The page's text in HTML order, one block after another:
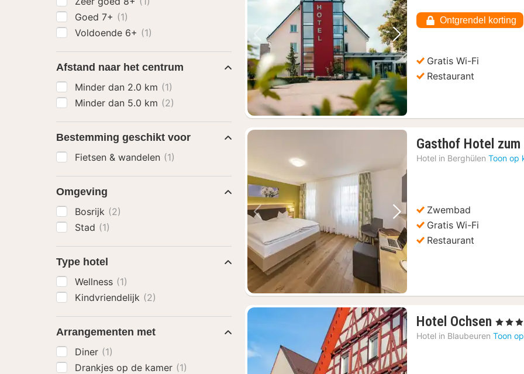
Vorige foto Volgende foto
91,79
Ontgrendel korting
Gratis Wi-Fi
Restaurant
Vorige foto Volgende foto
Gasthof Hotel zum
Hotel in Berghülen Toon op
Zwembad
Gratis Wi-Fi
Restaurant
Hotel Ochsen 1
nacht
, 3 Sterren
Hotel in Blaubeuren Toon
Goed 7+ (1)
Voldoende 6+ (1)
Afstand naar het centrum
Minder dan 2.0 km (1)
Minder dan 5.0 km (2)
Bestemming geschikt voor
Fietsen & wandelen (1)
Omgeving
Bosrijk (2)
Stad (1)
Type hotel
Wellness (1)
Kindvriendelijk (2)
Arrangementen met
Diner (1)
Drankjes op de kamer (1)